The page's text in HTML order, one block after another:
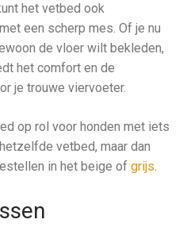
het vetbed ook
een scherp mes. Of je nu
de vloer wilt bekleden,
het comfort en de
je trouwe viervoeter.
op rol voor honden met iets
vetbed, maar dan
in het beige of grijs.